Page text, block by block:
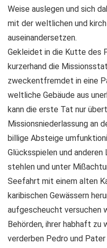
Weise auslegen und sich
mit der weltlichen und
auseinandersetzen.
Gekleidet in die Kutte des
kurzerhand die
zweckentfremdet in eine
weltliche Gebäude aus
kann die erste Tat nur
Missionsniederlassung an
billige Absteige
Glücksspielen und anderen
stehlen und unter
Seefahrt mit einem alten
karibischen Gewässern
aufgescheucht versuchen
Behörden, ihrer habhaft zu
verderben Pedro und Pater